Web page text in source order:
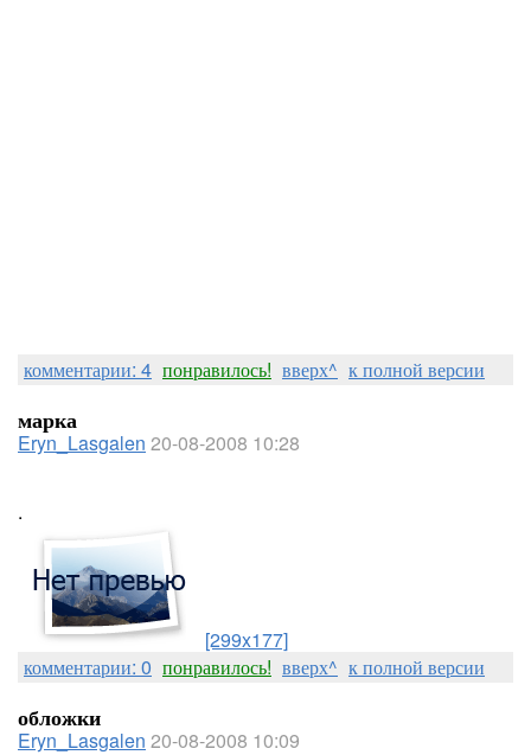
комментарии: 4 понравилось! вверх^ к полной версии
марка
Eryn_Lasgalen 20-08-2008 10:28
.
[299x177]
комментарии: 0 понравилось! вверх^ к полной версии
обложки
Eryn_Lasgalen 20-08-2008 10:09